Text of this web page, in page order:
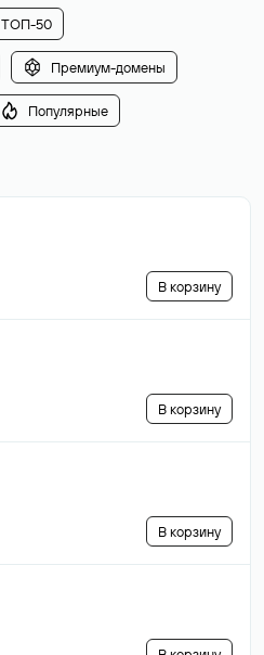
ТОП-50
Премиум-домены
Популярные
В корзину
В корзину
В корзину